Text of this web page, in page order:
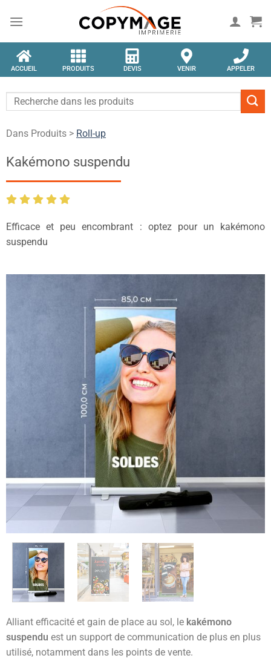
ACCUEIL PRODUITS DEVIS VENIR APPELER
Dans Produits > Roll-up
Kakémono suspendu
Efficace et peu encombrant : optez pour un kakémono
suspendu
Alliant efficacité et gain de place au sol, le kakémono
suspendu est un support de communication de plus en plus
utilisé, notamment dans les points de vente.